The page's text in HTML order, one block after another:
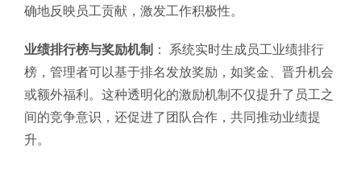
确地反映员工贡献，激发工作积极性。
业绩排行榜与奖励机制 ： 系统实时生成员工业绩排行
榜，管理者可以基于排名发放奖励，如奖金、晋升机会
或额外福利。这种透明化的激励机制不仅提升了员工之
间的竞争意识，还促进了团队合作，共同推动业绩提
升。